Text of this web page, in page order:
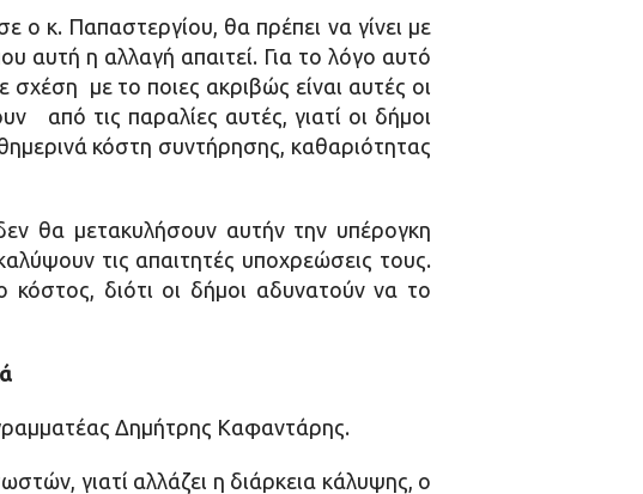
κ. Παπαστεργίου, θα πρέπει να γίνει με
αυτή η αλλαγή απαιτεί. Για το λόγο αυτό
σχέση με το ποιες ακριβώς είναι αυτές οι
από τις παραλίες αυτές, γιατί οι δήμοι
κόστη συντήρησης, καθαριότητας
θα μετακυλήσουν αυτήν την υπέρογκη
τις απαιτητές υποχρεώσεις τους.
διότι οι δήμοι αδυνατούν να το
Δημήτρης Καφαντάρης.
γιατί αλλάζει η διάρκεια κάλυψης, ο